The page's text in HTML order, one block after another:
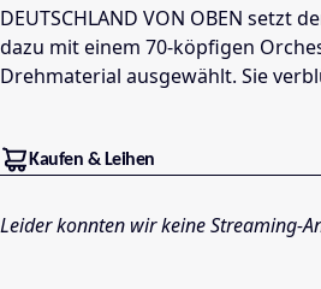
DEUTSCHLAND VON OBEN
dazu mit einem 70-köpfigen
Drehmaterial ausgewählt. Sie
Kaufen & Leihen
Leider konnten wir keine Streaming-